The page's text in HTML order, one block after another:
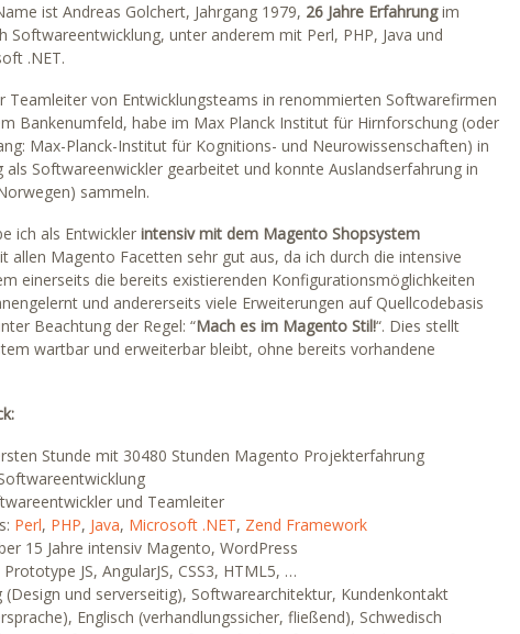
ist Andreas Golchert, Jahrgang 1979, 26 Jahre Erfahrungim
Softwareentwicklung, unter anderem mit Perl, PHP, Java und
.NET.
Teamleiter von Entwicklungsteams in renommierten Softwarefirmen
Bankenumfeld, habe im Max Planck Institut für Hirnforschung (oder
Max-Planck-Institut für Kognitions- und Neurowissenschaften) in
als Softwareenwickler gearbeitet und konnte Auslandserfahrung in
sammeln.
ich als Entwickler intensiv mit dem Magento Shopsystem
allen Magento Facetten sehr gut aus, da ich durch die intensive
einerseits die bereits existierenden Konfigurationsmöglichkeiten
und andererseits viele Erweiterungen auf Quellcodebasis
Beachtung der Regel: “Mach es im Magento Stil!“. Dies stellt
wartbar und erweiterbar bleibt, ohne bereits vorhandene
Stunde mit 30480 Stunden Magento Projekterfahrung
und Teamleiter
Perl, PHP, Java, Microsoft .NET, Zend Framework
15 Jahre intensiv Magento, WordPress
JS, AngularJS, CSS3, HTML5, …
(Design und serverseitig), Softwarearchitektur, Kundenkontakt
Englisch (verhandlungssicher, fließend), Schwedisch